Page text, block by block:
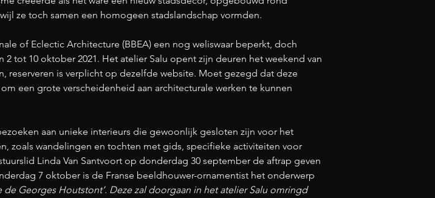
ze toch samen een homogeen stadslandschap vormden.
of Eclectic Architecture (BBEA) een nog weliswaar beperkt, doch
tot 10 oktober 2021. Het atelier Salu opent zijn deuren het weekend van
reserveren is verplicht op dezelfde website. Moet gezegd dat deze
een grote verscheidenheid aan architecturale werken te kunnen
aan unieke interieurs die gewoonlijk gesloten zijn voor het
zoals wandelingen en tochten met gids, specifieke activiteiten voor
Linda Van Santvoort op donderdag 30 september de aftrap geven
7 oktober is de Franse beeldhouwer-ornamentist het onderwerp
de Georges Houtstont’. Deze zal doorgaan in het atelier Salu omringd